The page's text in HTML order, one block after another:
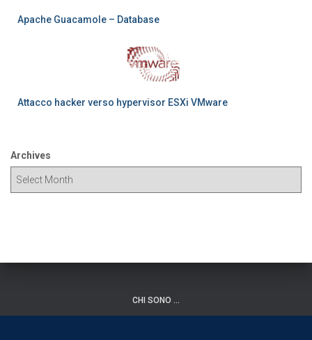
Apache Guacamole – Database
Attacco hacker verso hypervisor ESXi VMware
Archives
CHI SONO …